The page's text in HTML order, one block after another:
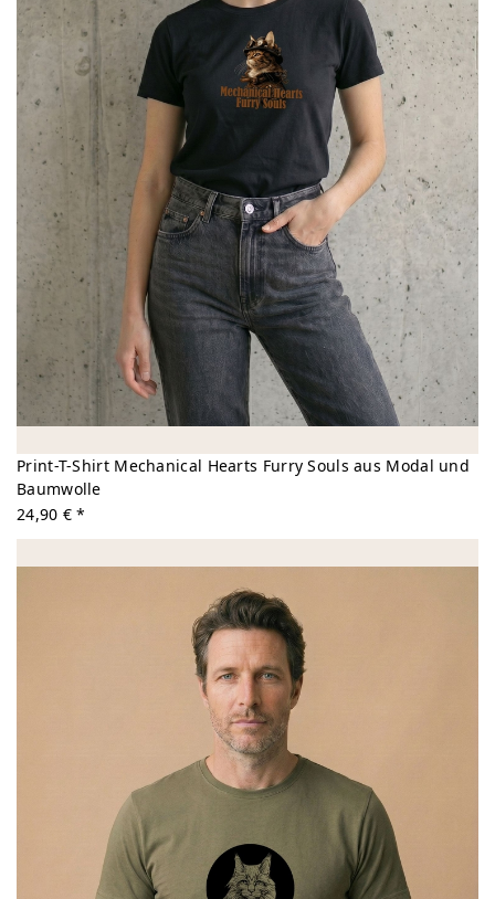
Print-T-Shirt Mechanical Hearts Furry Souls aus Modal und
Baumwolle
24,90 € *